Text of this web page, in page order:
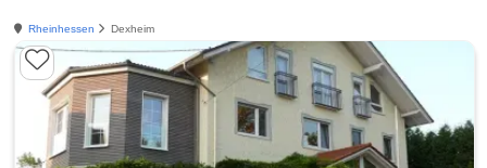
Rheinhessen Dexheim